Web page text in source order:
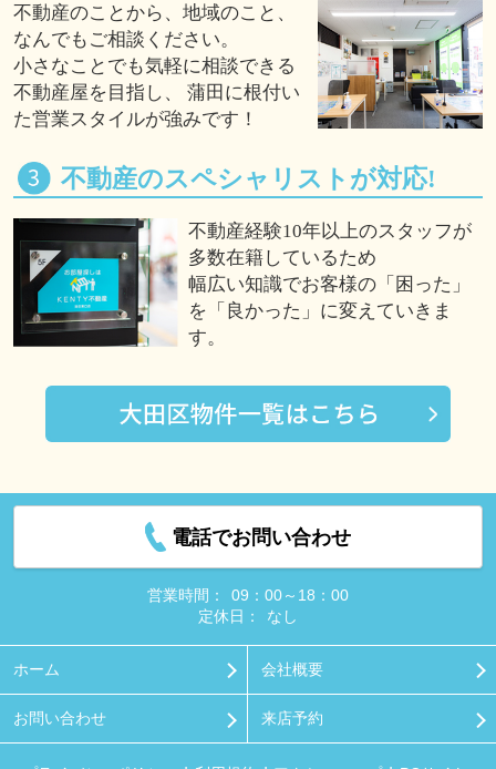
不動産のことから、地域のこと、
なんでもご相談ください。
小さなことでも気軽に相談できる
不動産屋を目指し、 蒲田に根付い
た営業スタイルが強みです！
不動産のスペシャリストが対応!
不動産経験10年以上のスタッフが
多数在籍しているため
幅広い知識でお客様の「困った」
を「良かった」に変えていきま
す。
電話でお問い合わせ
営業時間：
09：00～18：00
定休日：
なし
ホーム 会社概要
お問い合わせ 来店予約